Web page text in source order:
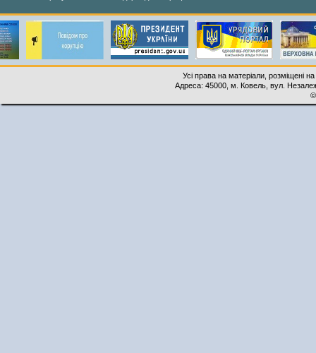
Усі права на матеріали, розміщені
Адреса: 45000, м. Ковель, вул.